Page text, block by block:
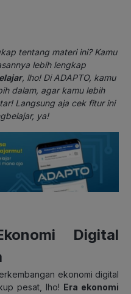
tentang materi ini? Kamu
lebih lengkap
, lho! Di ADAPTO, kamu
dalam, agar kamu lebih
Langsung aja cek fitur ini
ya!
Digital
ekonomi digital
pesat, lho! Era ekonomi